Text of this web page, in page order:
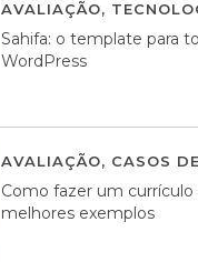
AVALIAÇÃO,
Sahifa: o template para
WordPress
AVALIAÇÃO, CASOS
Como fazer um currículo
melhores exemplos